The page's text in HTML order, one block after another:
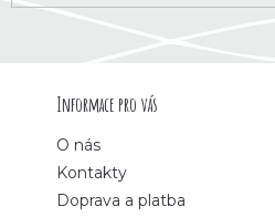
Informace pro vás
O nás
Kontakty
Doprava a platba